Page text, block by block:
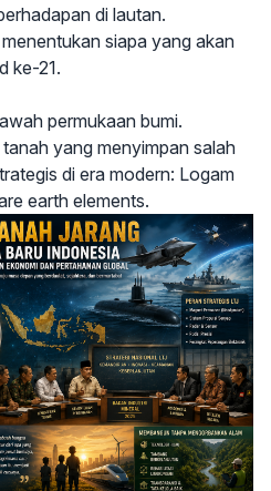
di lautan.
siapa yang akan
ke-21.
permukaan bumi.
yang menyimpan salah
di era modern: Logam
earth elements.